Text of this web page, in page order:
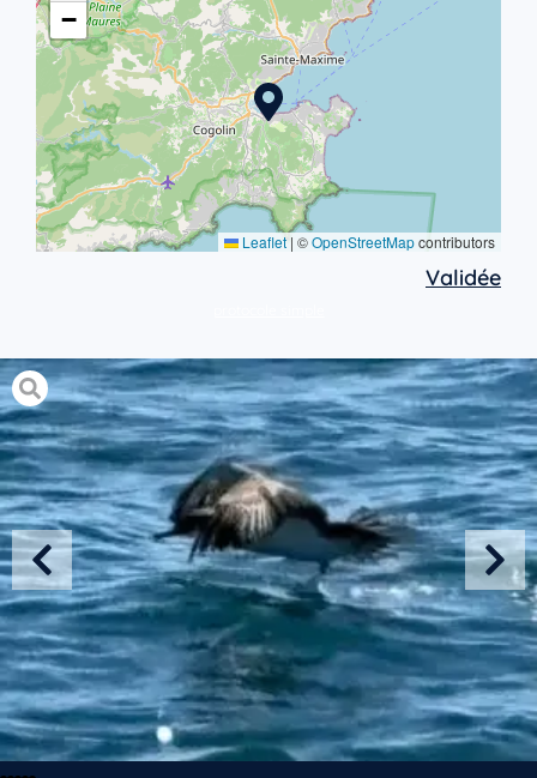
−
Leaflet | ©OpenStreetMapcontributors
Validée